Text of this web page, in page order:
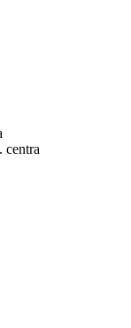
centra